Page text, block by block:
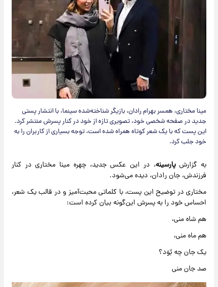
مینا مختاری، همسر بهرام رادان، بازیگر شناخته‌شده سینما، با انتشار پستی
جدید در صفحه شخصی خود، تصویری تازه از خود در کنار پسرش منتشر کرد.
این پست که با یک شعر کوتاه همراه شده است، توجه بسیاری از کاربران را به
خود جلب کرد.
به گزارشپارسینه، در این عکس جدید، چهره مینا مختاری در کنار
فرزندش، جان رادان، دیده می‌شود.
مختاری در توضیح این پست، با کلماتی محبت‌آمیز و در قالب یک شعر،
احساس خود را به پسرش این‌گونه بیان کرده است:
هم شاه منی،
هم ماه منی،
یک جان چه بُوَد؟
صد جان منی